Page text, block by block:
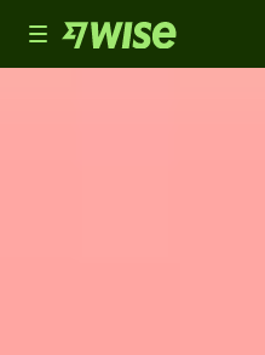
Toggle
navigation